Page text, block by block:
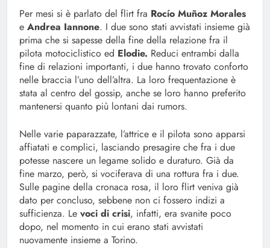
Per mesi si è parlato del flirt fra Rocío Muñoz Morales
e Andrea Iannone. I due sono stati avvistati insieme già
prima che si sapesse della fine della relazione fra il
pilota motociclistico ed Elodie. Reduci entrambi dalla
fine di relazioni importanti, i due hanno trovato conforto
nelle braccia l’uno dell’altra. La loro frequentazione è
stata al centro del gossip, anche se loro hanno preferito
mantenersi quanto più lontani dai rumors.
Nelle varie paparazzate, l’attrice e il pilota sono apparsi
affiatati e complici, lasciando presagire che fra i due
potesse nascere un legame solido e duraturo. Già da
fine marzo, però, si vociferava di una rottura fra i due.
Sulle pagine della cronaca rosa, il loro flirt veniva già
dato per concluso, sebbene non ci fossero indizi a
sufficienza. Le voci di crisi, infatti, era svanite poco
dopo, nel momento in cui erano stati avvistati
nuovamente insieme a Torino.